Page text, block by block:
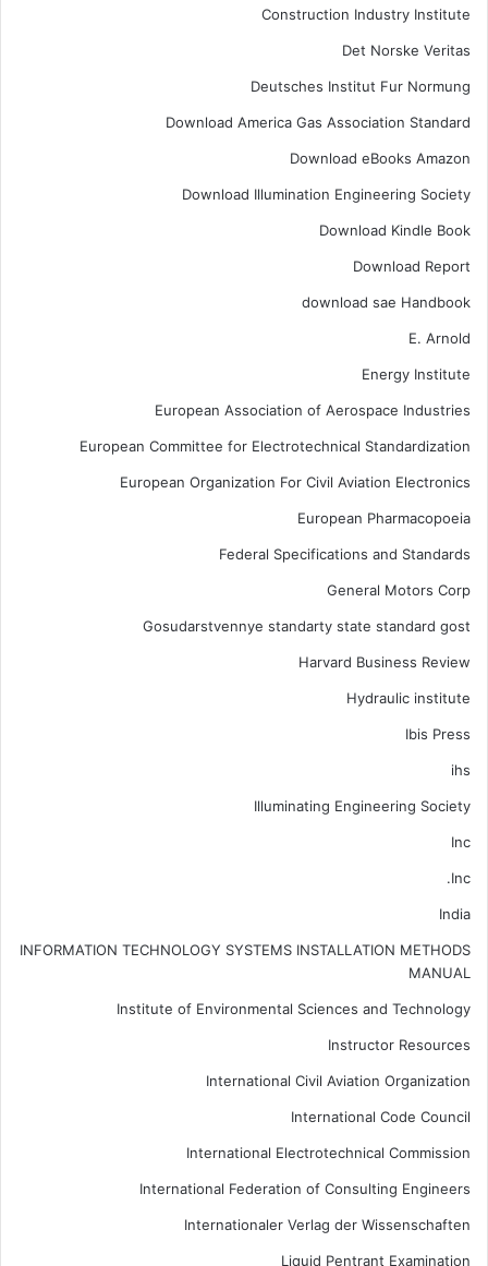
Construction Industry Institute
Det Norske Veritas
Deutsches Institut Fur Normung
Download America Gas Association Standard
Download eBooks Amazon
Download Illumination Engineering Society
Download Kindle Book
Download Report
download sae Handbook
E. Arnold
Energy Institute
European Association of Aerospace Industries
European Committee for Electrotechnical Standardization
European Organization For Civil Aviation Electronics
European Pharmacopoeia
Federal Specifications and Standards
General Motors Corp
Gosudarstvennye standarty state standard gost
Harvard Business Review
Hydraulic institute
Ibis Press
ihs
Illuminating Engineering Society
Inc
Inc.
India
INFORMATION TECHNOLOGY SYSTEMS INSTALLATION METHODS
MANUAL
Institute of Environmental Sciences and Technology
Instructor Resources
International Civil Aviation Organization
International Code Council
International Electrotechnical Commission
International Federation of Consulting Engineers
Internationaler Verlag der Wissenschaften
Liquid Pentrant Examination